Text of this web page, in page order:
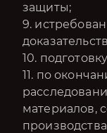
защиты;
9.
10.
11. по
материалов,